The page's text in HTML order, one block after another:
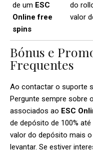
de um ESC
Online free
spins
do
valor
Bónus e
Frequentes
Ao contactar o suporte
Pergunte sempre sobre
associados ao ESC
de depósito de 100%
valor do depósito mais
levantar. Se estiver